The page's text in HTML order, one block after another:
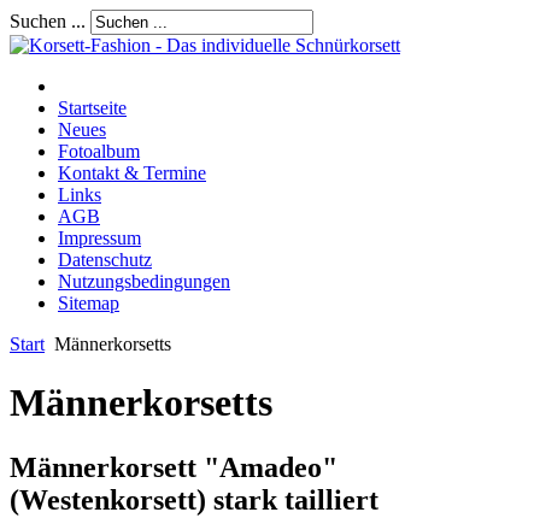
Suchen ...
Startseite
Neues
Fotoalbum
Kontakt & Termine
Links
AGB
Impressum
Datenschutz
Nutzungsbedingungen
Sitemap
Start Männerkorsetts
Männerkorsetts
Männerkorsett "Amadeo"
(Westenkorsett) stark tailliert